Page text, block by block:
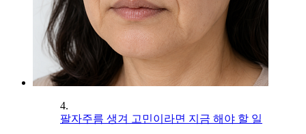
4.
팔자주름 생겨 고민이라면 지금 해야 할 일